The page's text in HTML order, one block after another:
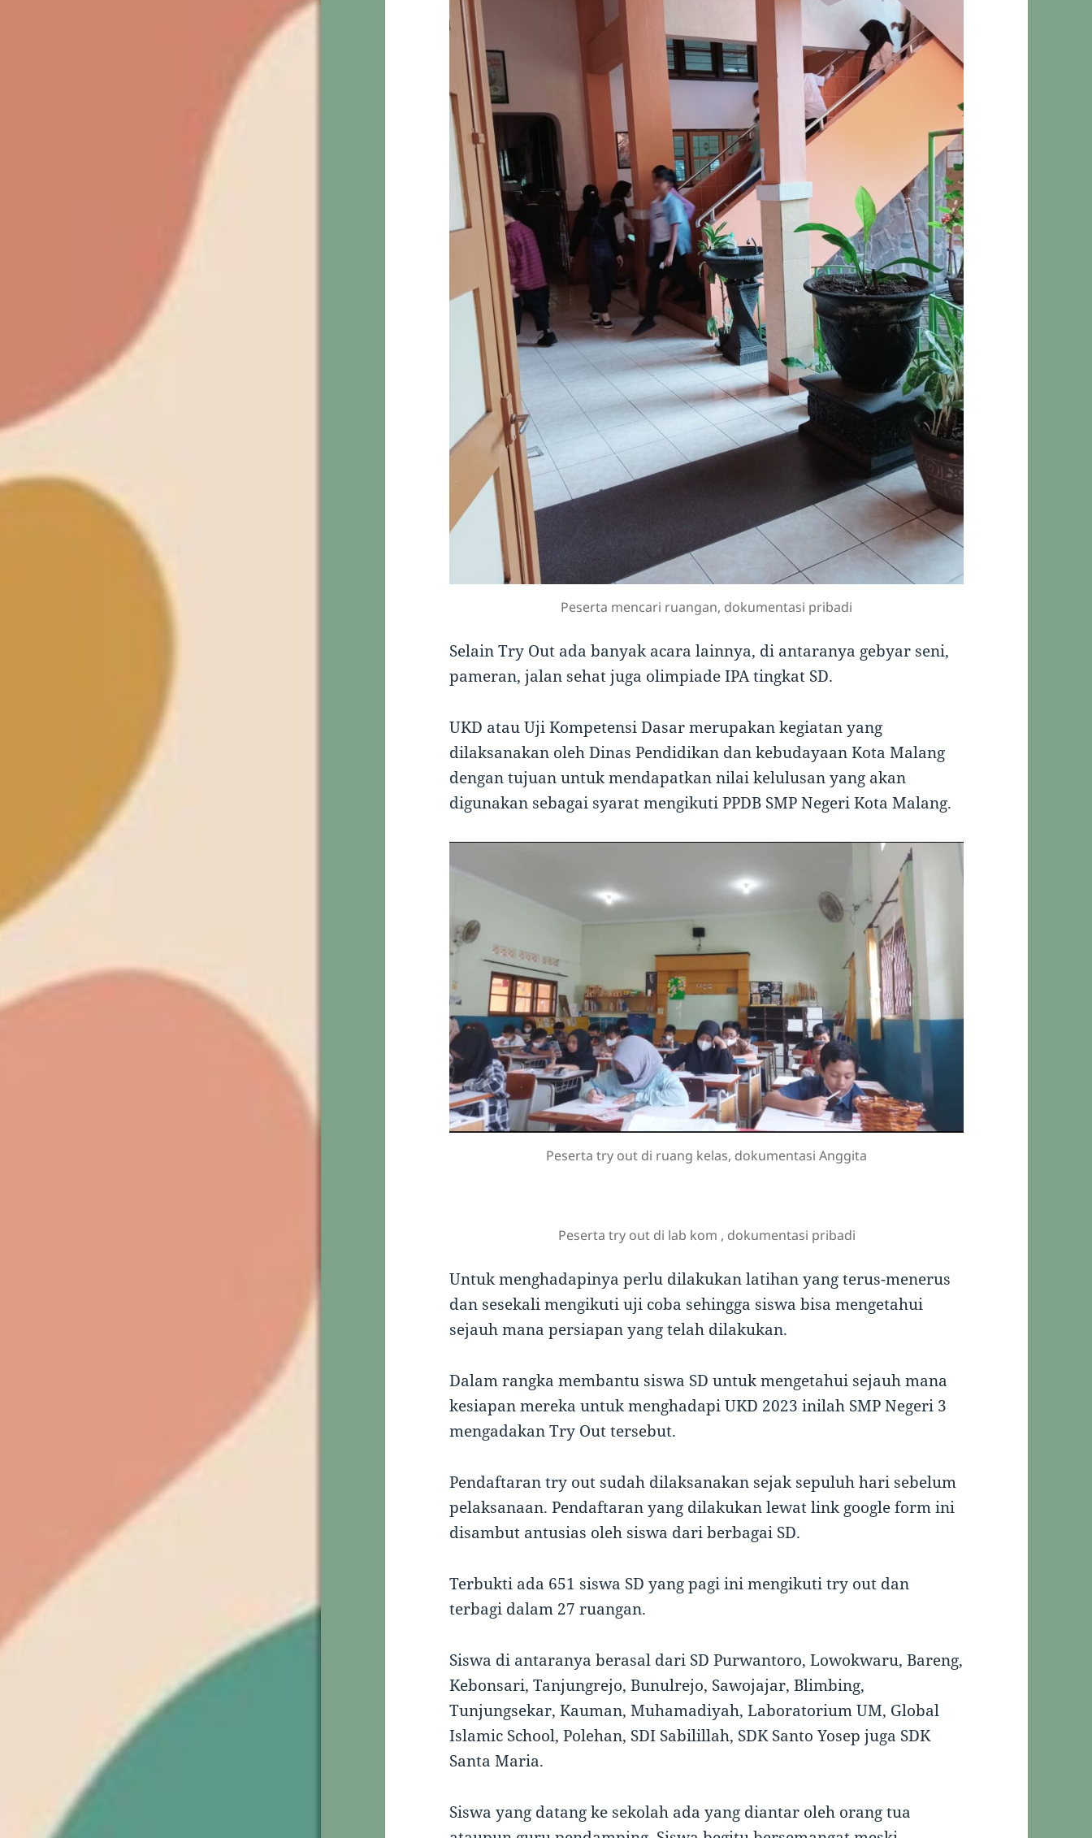
Peserta mencari ruangan, dokumentasi pribadi
Selain Try Out ada banyak acara lainnya, di antaranya gebyar seni,
pameran, jalan sehat juga olimpiade IPA tingkat SD.
UKD atau Uji Kompetensi Dasar merupakan kegiatan yang
dilaksanakan oleh Dinas Pendidikan dan kebudayaan Kota Malang
dengan tujuan untuk mendapatkan nilai kelulusan yang akan
digunakan sebagai syarat mengikuti PPDB SMP Negeri Kota Malang.
Peserta try out di ruang kelas, dokumentasi Anggita
Peserta try out di lab kom , dokumentasi pribadi
Untuk menghadapinya perlu dilakukan latihan yang terus-menerus
dan sesekali mengikuti uji coba sehingga siswa bisa mengetahui
sejauh mana persiapan yang telah dilakukan.
Dalam rangka membantu siswa SD untuk mengetahui sejauh mana
kesiapan mereka untuk menghadapi UKD 2023 inilah SMP Negeri 3
mengadakan Try Out tersebut.
Pendaftaran try out sudah dilaksanakan sejak sepuluh hari sebelum
pelaksanaan. Pendaftaran yang dilakukan lewat link google form ini
disambut antusias oleh siswa dari berbagai SD.
Terbukti ada 651 siswa SD yang pagi ini mengikuti try out dan
terbagi dalam 27 ruangan.
Siswa di antaranya berasal dari SD Purwantoro, Lowokwaru, Bareng,
Kebonsari, Tanjungrejo, Bunulrejo, Sawojajar, Blimbing,
Tunjungsekar, Kauman, Muhamadiyah, Laboratorium UM, Global
Islamic School, Polehan, SDI Sabilillah, SDK Santo Yosep juga SDK
Santa Maria.
Siswa yang datang ke sekolah ada yang diantar oleh orang tua